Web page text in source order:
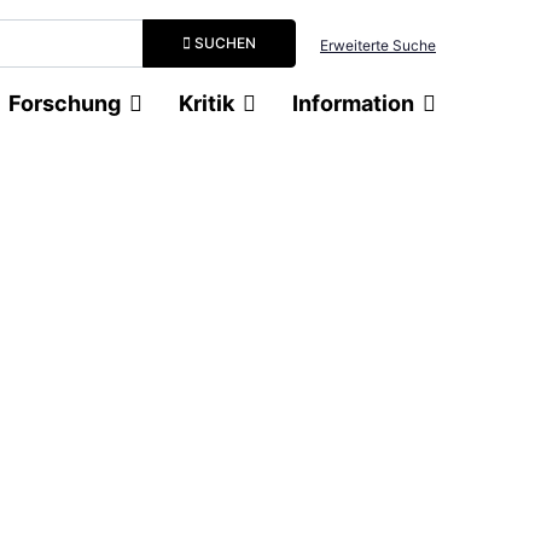
SUCHEN Erweiterte Suche
Forschung Kritik Information